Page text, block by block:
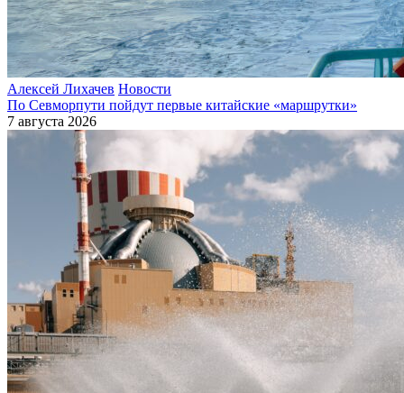
Алексей Лихачев Новости
По Севморпути пойдут первые китайские «маршрутки»
7 августа 2026